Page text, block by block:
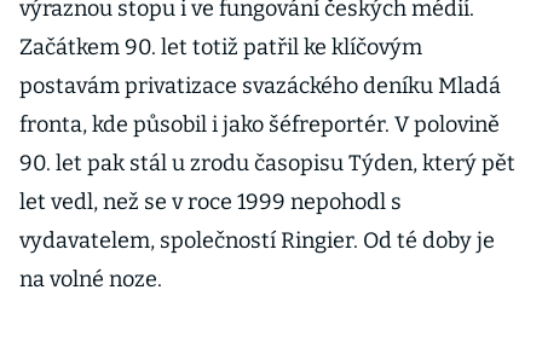
výraznou stopu i ve fungování českých médií.
Začátkem 90. let totiž patřil ke klíčovým
postavám privatizace svazáckého deníku Mladá
fronta, kde působil i jako šéfreportér. V polovině
90. let pak stál u zrodu časopisu Týden, který pět
let vedl, než se v roce 1999 nepohodl s
vydavatelem, společností Ringier. Od té doby je
na volné noze.